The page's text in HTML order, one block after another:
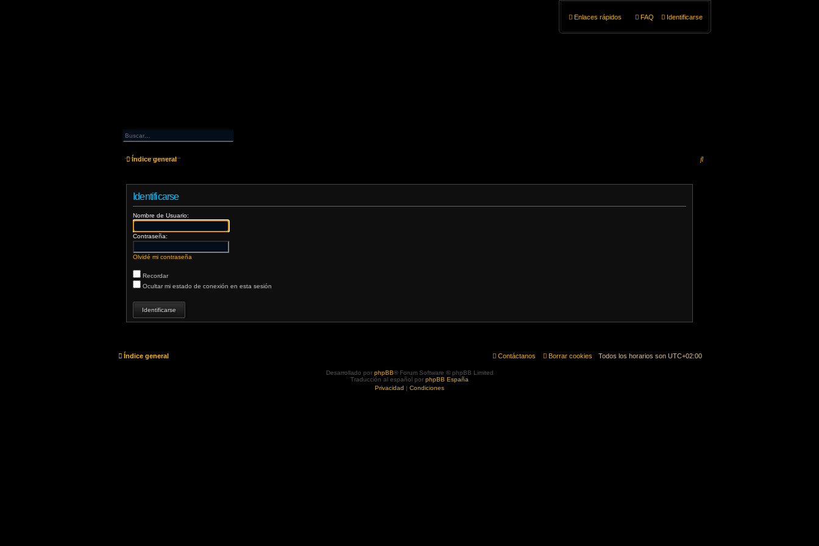
Enlaces rápidos Identificarse
FAQ
Índice general
Identificarse
Nombre de Usuario:
Contraseña:
Olvidé mi contraseña
Recordar
Ocultar mi estado de conexión en esta sesión
Índice general Todos los horarios son UTC+02:00
Borrar cookies
Contáctanos
Desarrollado por phpBB® Forum Software © phpBB Limited
Traducción al español por phpBB España
Privacidad | Condiciones